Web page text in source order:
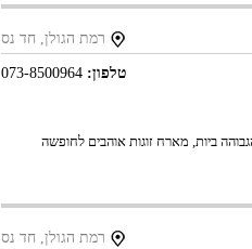
רמת הגולן, חד נס
טלפון: 073-8500964
ביות, מארח זוגות אוהבים לחופשה
רמת הגולן, חד נס